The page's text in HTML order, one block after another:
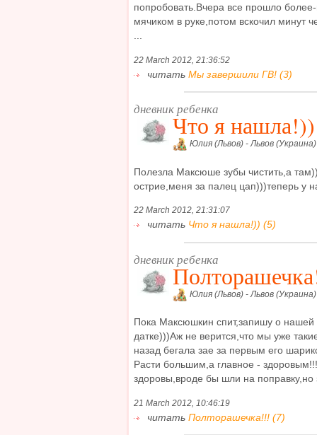
попробовать.Вчера все прошло
мячиком в руке,потом вскочил минут
...
22 March 2012, 21:36:52
читать Мы завершили ГВ! (3)
дневник ребенка
Что я нашла!))
Юлия (Львов) - Львов
Полезла Максюше зубы чистить,а
острие,меня за палец цап)))теперь у
22 March 2012, 21:31:07
читать Что я нашла!)) (5)
дневник ребенка
Юлия (Львов) - Львов
Пока Максюшкин спит,запишу о нашей
датке)))Аж не верится,что мы уже
назад бегала зае за первым его
Расти большим,а главное -
здоровы,вроде бы шли на
21 March 2012, 10:46:19
читать Полторашечка!!! (7)